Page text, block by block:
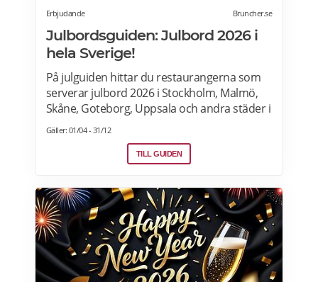
Erbjudande Bruncher.se
Julbordsguiden: Julbord 2026 i
hela Sverige!
På julguiden hittar du restaurangerna som
serverar julbord 2026 i Stockholm, Malmö,
Skåne, Goteborg, Uppsala och andra städer i
Sverige. Hitta aktuella julshow och
underhållning samt julbordpaket med
övernattning på hotell, slott eller herrgård.
julfrukost, julkasse eller julcatering för
avhämtning, finns det också många
erbjudanden för dig. Läs mer om Julbord
2026 här.
Gäller: 01/04 - 31/12
TILL GUIDEN